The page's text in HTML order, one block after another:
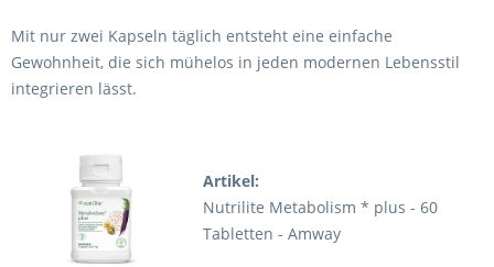
Mit nur zwei Kapseln täglich entsteht eine einfache
Gewohnheit, die sich mühelos in jeden modernen Lebensstil
integrieren lässt.
Artikel:
Nutrilite Metabolism * plus - 60
Tabletten - Amway